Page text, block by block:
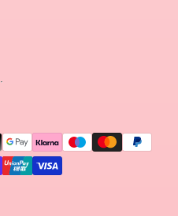
Maksutavat